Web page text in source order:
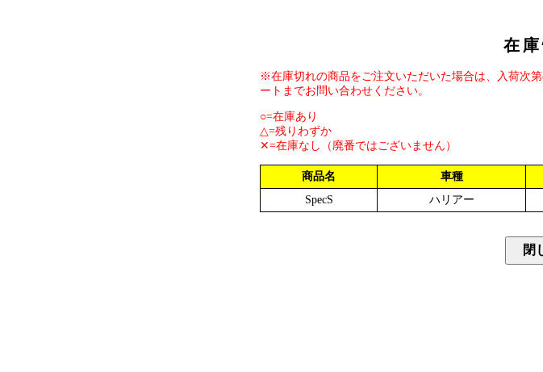
在
※在庫切れの商品をご注文いただいた場合は、入荷次
ートまでお問い合わせください。
○=在庫あり
△=残りわずか
✕=在庫なし（廃番ではございません）
商品名 車種
SpecS
ハリアー